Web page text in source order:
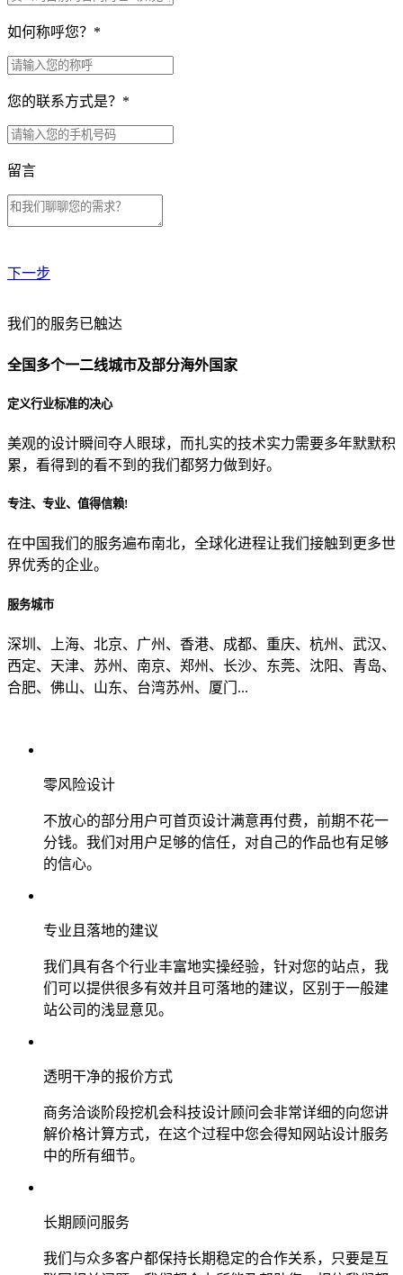
如何称呼您？ *
您的联系方式是？ *
留言
下一步
贵公司预算范围是？
贵公司的团队规模是？
目前主要的营销渠道是？
我们的服务已触达
全国多个一二线城市及部分海外国家
定义行业标准的决心
美观的设计瞬间夺人眼球，而扎实的技术实力需要多年默默积
累，看得到的看不到的我们都努力做到好。
专注、专业、值得信赖!
在中国我们的服务遍布南北，全球化进程让我们接触到更多世
界优秀的企业。
服务城市
深圳、上海、北京、广州、香港、成都、重庆、杭州、武汉、
西定、天津、苏州、南京、郑州、长沙、东莞、沈阳、青岛、
合肥、佛山、山东、台湾苏州、厦门...
零风险设计
不放心的部分用户可首页设计满意再付费，前期不花一
分钱。我们对用户足够的信任，对自己的作品也有足够
的信心。
专业且落地的建议
我们具有各个行业丰富地实操经验，针对您的站点，我
们可以提供很多有效并且可落地的建议，区别于一般建
站公司的浅显意见。
透明干净的报价方式
商务洽谈阶段挖机会科技设计顾问会非常详细的向您讲
解价格计算方式，在这个过程中您会得知网站设计服务
中的所有细节。
长期顾问服务
我们与众多客户都保持长期稳定的合作关系，只要是互